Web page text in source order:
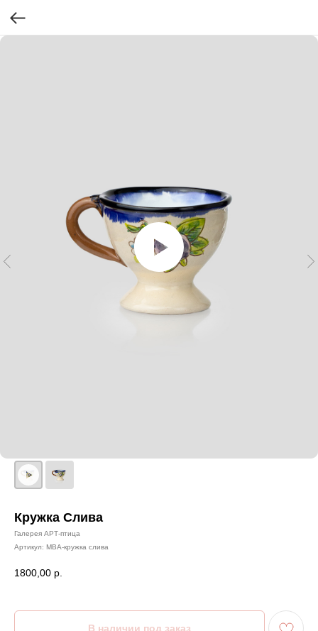
Кружка Слива
Галерея АРТ-птица
Артикул: МВА-кружка слива
1800,00 р.